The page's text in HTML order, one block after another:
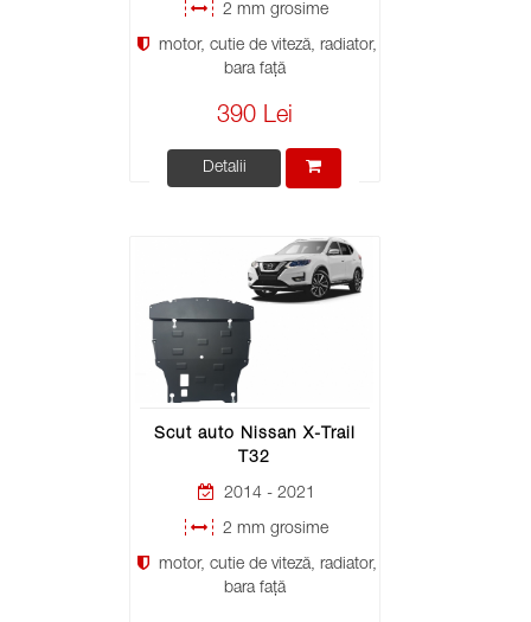
2 mm grosime
motor, cutie de viteză, radiator,
bara față
390 Lei
Detalii
Scut auto Nissan X-Trail
T32
2014 - 2021
2 mm grosime
motor, cutie de viteză, radiator,
bara față